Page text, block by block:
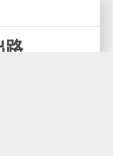
路